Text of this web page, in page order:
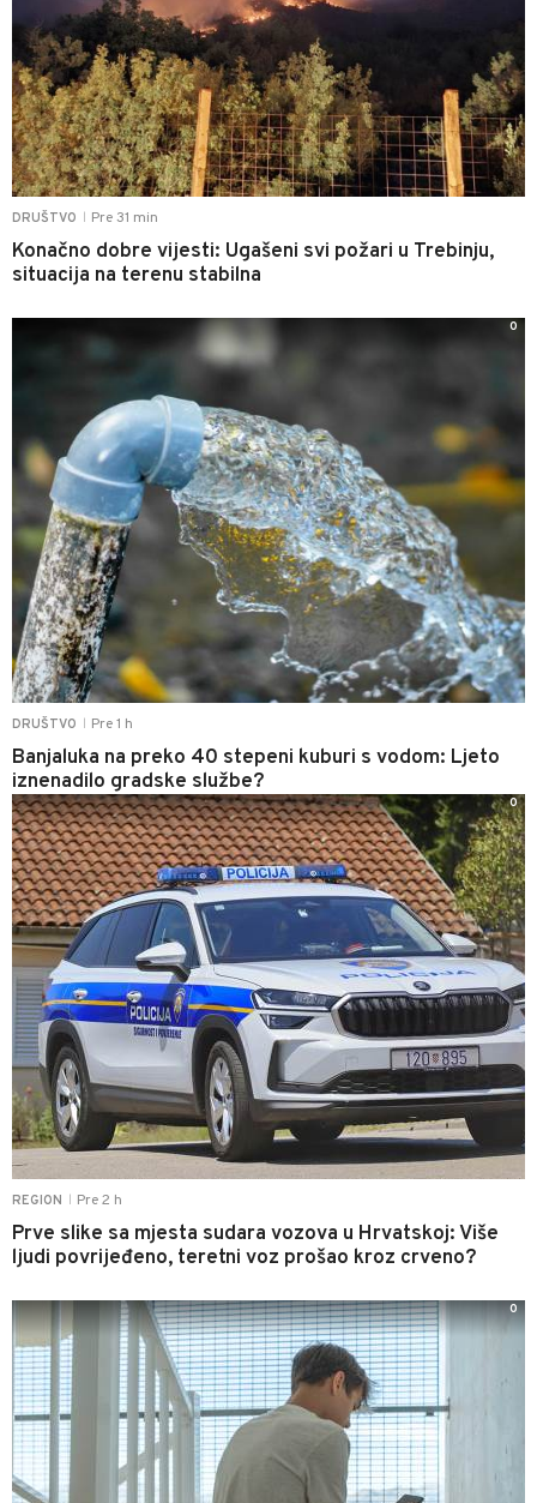
DRUŠTVO Pre 31 min
Konačno dobre vijesti: Ugašeni svi požari u Trebinju,
situacija na terenu stabilna
DRUŠTVO Pre 1 h
Banjaluka na preko 40 stepeni kuburi s vodom: Ljeto
iznenadilo gradske službe?
0
REGION Pre 2 h
Prve slike sa mjesta sudara vozova u Hrvatskoj: Više
ljudi povrijeđeno, teretni voz prošao kroz crveno?
0
0